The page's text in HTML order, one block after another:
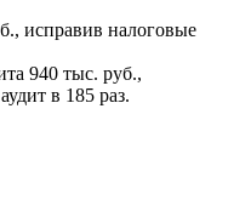
исправив налоговые
940 тыс. руб.,
в 185 раз.